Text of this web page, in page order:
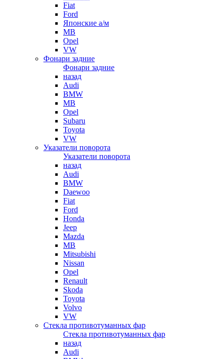
Fiat
Ford
Японские а/м
MB
Opel
VW
Фонари задние
Фонари задние
назад
Audi
BMW
MB
Opel
Subaru
Toyota
VW
Указатели поворота
Указатели поворота
назад
Audi
BMW
Daewoo
Fiat
Ford
Honda
Jeep
Mazda
MB
Mitsubishi
Nissan
Opel
Renault
Skoda
Toyota
Volvo
VW
Стекла противотуманных фар
Стекла противотуманных фар
назад
Audi